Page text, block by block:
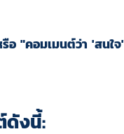
อ "คอมเมนต์ว่า 'สนใจ'
ดังนี้: